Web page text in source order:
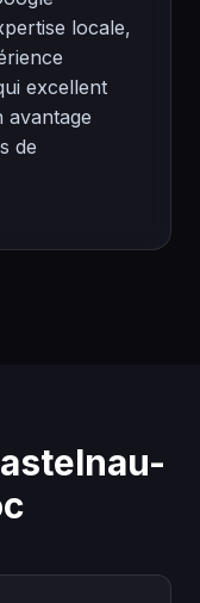
locale,
excellent
avantage
de